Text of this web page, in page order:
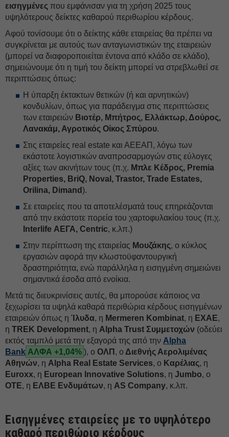
εισηγμένες που εμφάνισαν για τη χρήση 2025 τους
υψηλότερους δείκτες καθαρού περιθωρίου κέρδους.
Αφού τονίσουμε ότι ο δείκτης κάθε εταιρείας θα πρέπει να
συγκρίνεται με αυτούς των ανταγωνιστικών της εταιρειών
(μπορεί να διαφοροποιείται έντονα από κλάδο σε κλάδο),
σημειώνουμε ότι η τιμή του δείκτη μπορεί να στρεβλωθεί σε
περιπτώσεις όπως:
Η ύπαρξη έκτακτων θετικών (ή και αρνητικών)
κονδυλίων, όπως για παράδειγμα στις περιπτώσεις
των εταιρειών Βιοτέρ, Μπήτρος, Ελλάκτωρ, Δούρος,
Λανακάμ, Αγροτικός Οίκος Σπύρου.
Στις εταιρείες real estate και ΑΕΕΑΠ, λόγω των
εκάστοτε λογιστικών αναπροσαρμογών στις εύλογες
αξίες των ακινήτων τους (π.χ. Μπλε Κέδρος, Premia
Properties, BriQ, Noval, Trastor, Trade Estates,
Orilina, Dimand).
Σε εταιρείες που τα αποτελέσματά τους επηρεάζονται
από την εκάστοτε πορεία του χαρτοφυλακίου τους (π.χ.
Interlife ΑΕΓΑ, Centric, κ.λπ.)
Στην περίπτωση της εταιρείας Μουζάκης, ο κύκλος
εργασιών αφορά την κλωστοϋφαντουργική
δραστηριότητα, ενώ παράλληλα η εισηγμένη σημειώνει
σημαντικά έσοδα από ενοίκια.
Μετά τις διευκρινίσεις αυτές, θα μπορούσε κάποιος να
ξεχωρίσει τα υψηλά καθαρά περιθώρια κέρδους εισηγμένων
εταιρειών όπως η Ίλυδα, η Mermeren Kombinat, η ΕΧΑΕ,
η TREK Development, η Alpha Trust Συμμετοχών (οδεύει
εκτός ταμπλό μετά την εξαγορά της από την Alpha
Bank ΑΛΦΑ +1,04% ), ο ΟΛΠ , ο Διεθνής Αερολιμένας
Αθηνών, η Alpha Real Estate Services, ο Καρέλιας, η
Euroxx, η European Innovative Solutions, η Jumbo, ο
ΟΤΕ, η ΕΛΒΕ Ενδυμάτων, η AS Company, κ.λπ.
Εισηγμένες εταιρείες με το υψηλότερο
καθαρό περιθώριο κέρδους